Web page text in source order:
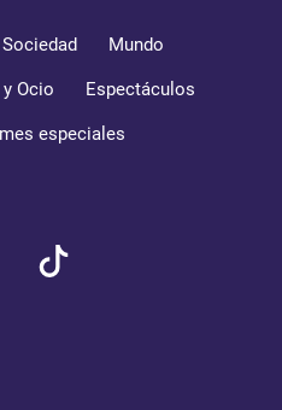
Sociedad Mundo
Ocio Espectáculos
especiales